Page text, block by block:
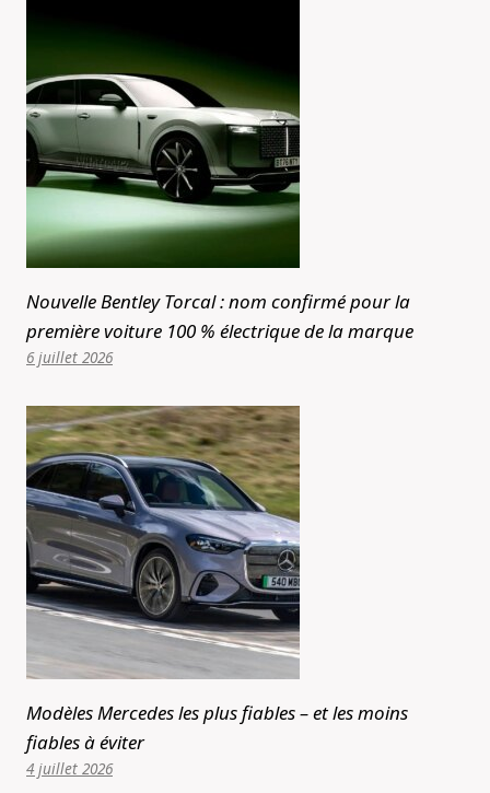
Nouvelle Bentley Torcal : nom confirmé pour la
première voiture 100 % électrique de la marque
6 juillet 2026
Modèles Mercedes les plus fiables – et les moins
fiables à éviter
4 juillet 2026